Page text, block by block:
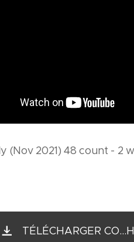
(Nov 2021) 48 count - 2
TÉLÉCHARGER